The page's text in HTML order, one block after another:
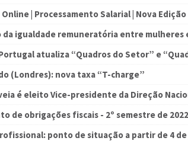
| Processamento Salarial | Nova Edição
da igualdade remuneratória entre mulheres
atualiza “Quadros do Setor” e
(Londres): nova taxa “T-charge”
é eleito Vice-presidente da Direção
de obrigações fiscais - 2º semestre de 2022
ponto de situação a partir de 4